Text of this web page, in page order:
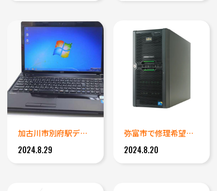
加古川市別府駅データ復旧事例：...
2024.8.29
弥富市で修理希望のサーバーのデ...
2024.8.20